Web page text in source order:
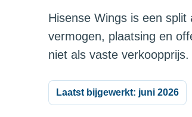
Hisense Wings is een
vermogen, plaatsing en
niet als vaste verkoopprijs.
Laatst bijgewerkt: juni 2026